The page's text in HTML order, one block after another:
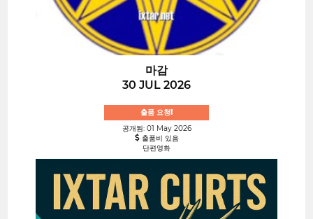
마감
30 JUL 2026
출품 요청!
공개됨: 01 May 2026
출품비 있음
단편영화